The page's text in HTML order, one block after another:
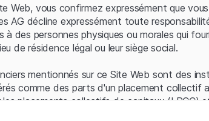
Web, vous confirmez expressément que
AG décline expressément toute
à des personnes physiques ou morales qui
de résidence légal ou leur siège social.
mentionnés sur ce Site Web sont des
comme des parts d'un placement collectif
les placements collectifs de capitaux (LPCC)
de surveillance des marchés financiers